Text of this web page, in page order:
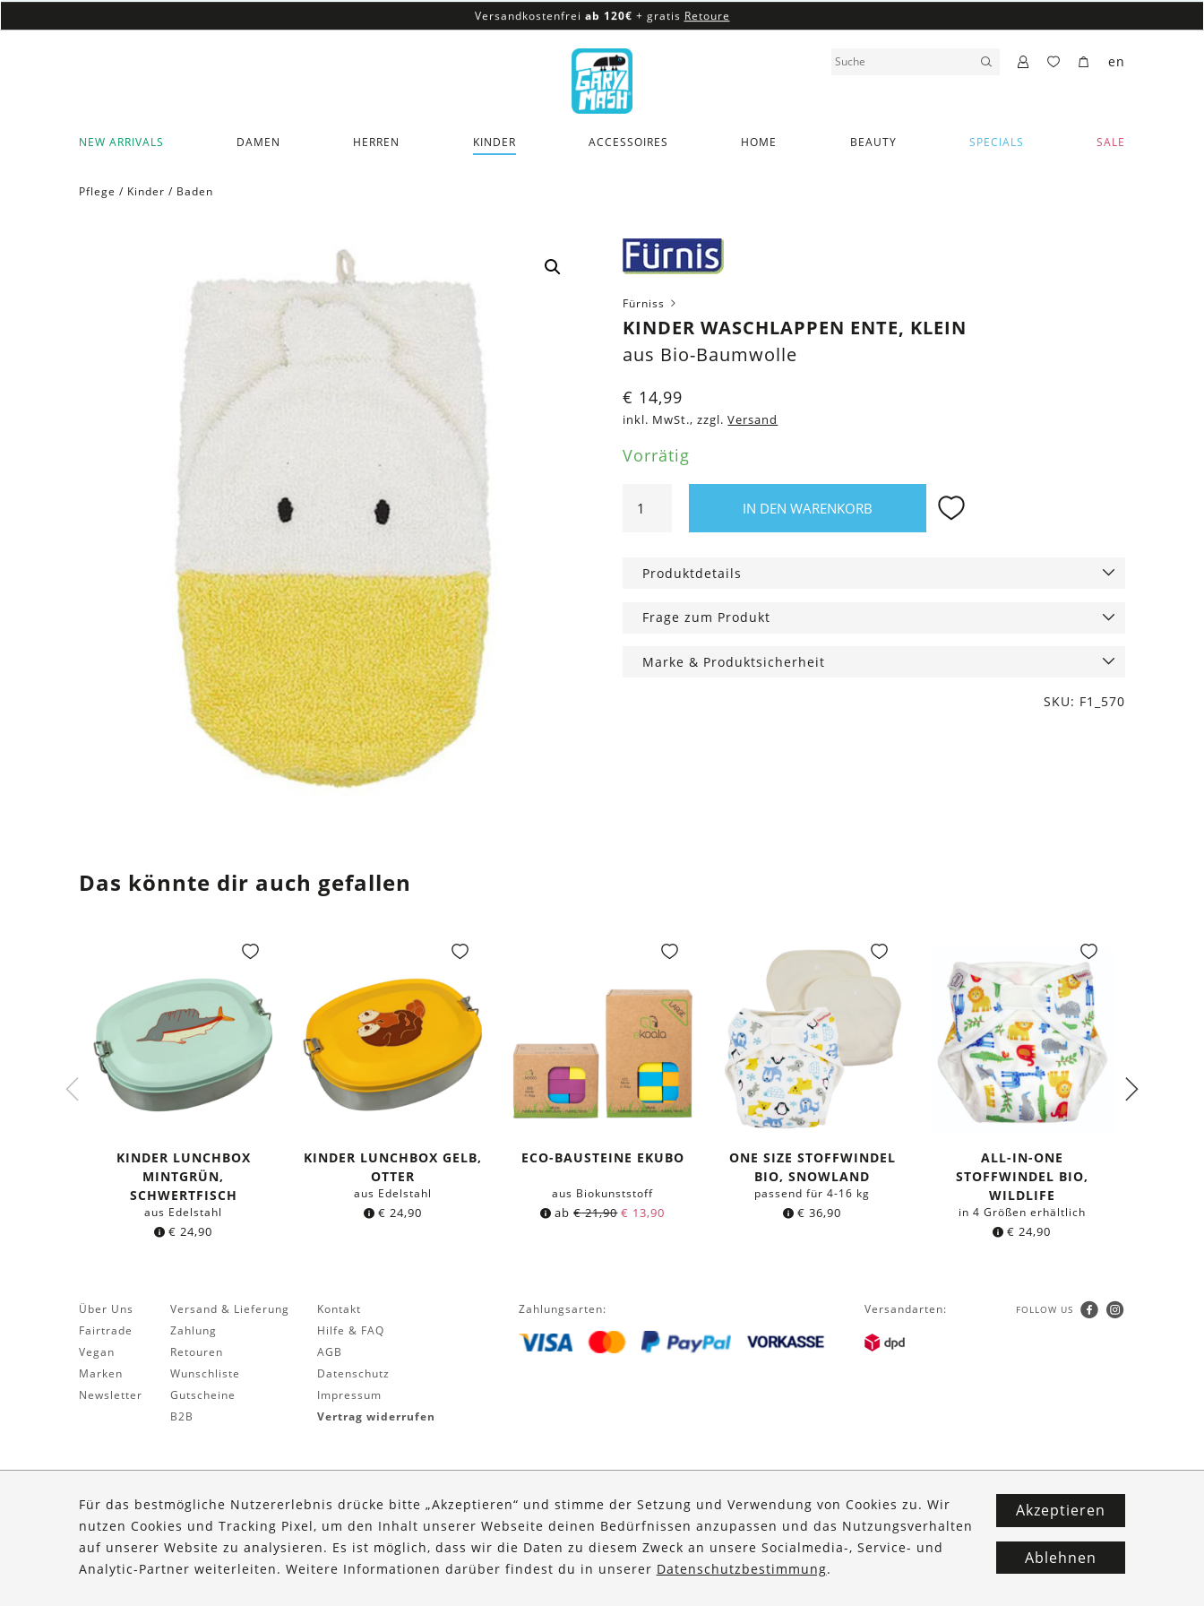
Versandkostenfrei ab 120€ + gratis Retoure
Versandkostenfreiab 120€
NEW ARRIVALS DAMEN HERREN KINDER ACCESSOIRES HOME BEAUTY SPECIALS SALE
en
Pflege / Kinder / Baden
Fürniss
KINDER WASCHLAPPEN ENTE, KLEIN
aus Bio-Baumwolle
€ 14,99
inkl. MwSt., zzgl. Versand
Vorrätig
Waschlappen
Menge
IN DEN WARENKORB
Produktdetails
Frage zum Produkt
Marke & Produktsicherheit
SKU: F1_570
Das könnte dir auch gefallen
KINDER LUNCHBOX
MINTGRÜN,
SCHWERTFISCH
aus Edelstahl
€ 24,90
KINDER LUNCHBOX GELB,
OTTER
aus Edelstahl
€ 24,90
ECO-BAUSTEINE EKUBO
aus Biokunststoff
ab€21,90 € 13,90
ONE SIZE STOFFWINDEL
BIO, SNOWLAND
passend für 4-16 kg
€ 36,90
ALL-IN-ONE
STOFFWINDEL BIO,
WILDLIFE
in 4 Größen erhältlich
€ 24,90
Über Uns
Fairtrade
Vegan
Marken
Newsletter
Versand & Lieferung
Zahlung
Retouren
Wunschliste
Gutscheine
B2B
Kontakt
Hilfe & FAQ
AGB
Datenschutz
Impressum
Vertrag widerrufen
Zahlungsarten: Versandarten: FOLLOW US
Für das bestmögliche Nutzererlebnis drücke bitte „Akzeptieren“ und stimme der Setzung und Verwendung von Cookies zu. Wir
nutzen Cookies und Tracking Pixel, um den Inhalt unserer Webseite deinen Bedürfnissen anzupassen und das Nutzungsverhalten
auf unserer Website zu analysieren. Es ist möglich, dass wir die Daten zu diesem Zweck an unsere Socialmedia-, Service- und
Analytic-Partner weiterleiten. Weitere Informationen darüber findest du in unserer Datenschutzbestimmung.
Akzeptieren
Ablehnen